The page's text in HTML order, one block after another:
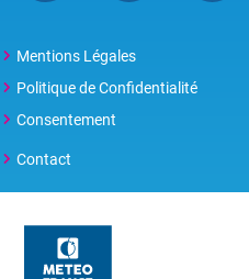
Mentions Légales
Politique de Confidentialité
Consentement
Contact